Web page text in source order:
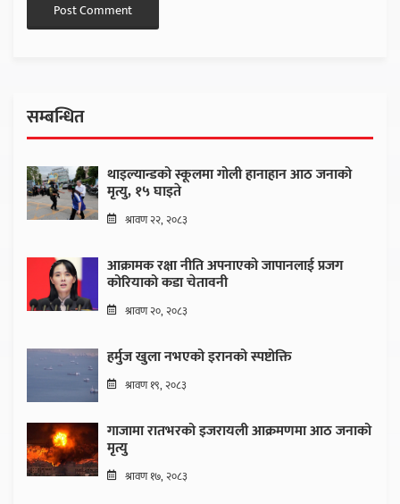
सम्बन्धित
थाइल्यान्डको स्कूलमा गोली हानाहान आठ जनाको
मृत्यु, १५ घाइते
श्रावण २२, २०८३
आक्रामक रक्षा नीति अपनाएको जापानलाई प्रजग
कोरियाको कडा चेतावनी
श्रावण २०, २०८३
हर्मुज खुला नभएको इरानको स्पष्टोक्ति
श्रावण १९, २०८३
गाजामा रातभरको इजरायली आक्रमणमा आठ जनाको
मृत्यु
श्रावण १७, २०८३